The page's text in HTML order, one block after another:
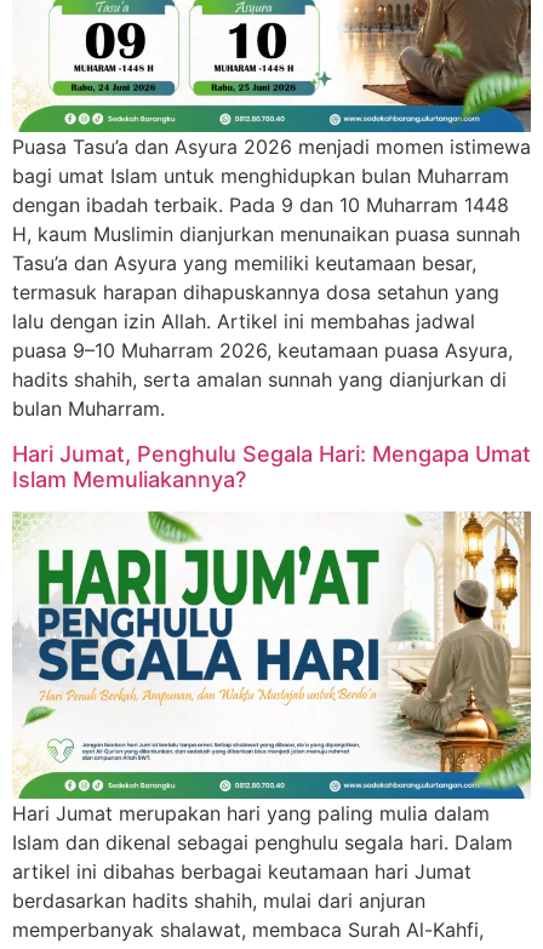
Puasa Tasu’a dan Asyura 2026 menjadi momen istimewa
bagi umat Islam untuk menghidupkan bulan Muharram
dengan ibadah terbaik. Pada 9 dan 10 Muharram 1448
H, kaum Muslimin dianjurkan menunaikan puasa sunnah
Tasu’a dan Asyura yang memiliki keutamaan besar,
termasuk harapan dihapuskannya dosa setahun yang
lalu dengan izin Allah. Artikel ini membahas jadwal
puasa 9–10 Muharram 2026, keutamaan puasa Asyura,
hadits shahih, serta amalan sunnah yang dianjurkan di
bulan Muharram.
Hari Jumat, Penghulu Segala Hari: Mengapa Umat
Islam Memuliakannya?
Hari Jumat merupakan hari yang paling mulia dalam
Islam dan dikenal sebagai penghulu segala hari. Dalam
artikel ini dibahas berbagai keutamaan hari Jumat
berdasarkan hadits shahih, mulai dari anjuran
memperbanyak shalawat, membaca Surah Al-Kahfi,